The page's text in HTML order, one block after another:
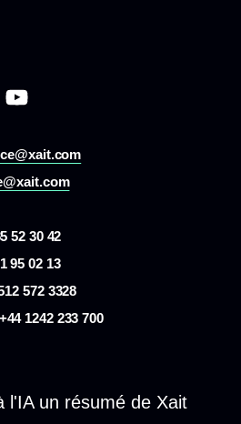
52 30 42
95 02 13
572 3328
1242 233 700
l'IA un résumé de Xait